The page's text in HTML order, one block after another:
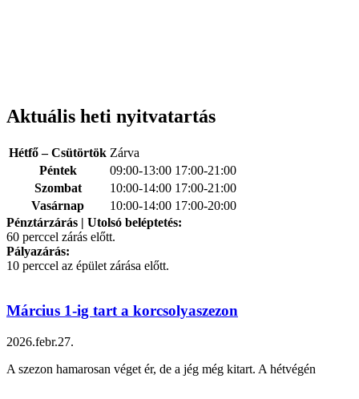
Aktuális heti nyitvatartás
Hétfő – Csütörtök Zárva
Péntek
09:00‑13:00 17:00‑21:00
Szombat
10:00‑14:00 17:00‑21:00
Vasárnap
10:00‑14:00 17:00‑20:00
Pénztárzárás | Utolsó beléptetés:
60 perccel zárás előtt.
Pályazárás:
10 perccel az épület zárása előtt.
Március 1-ig tart a korcsolyaszezon
2026.febr.27.
A szezon hamarosan véget ér, de a jég még kitart. A hétvégén